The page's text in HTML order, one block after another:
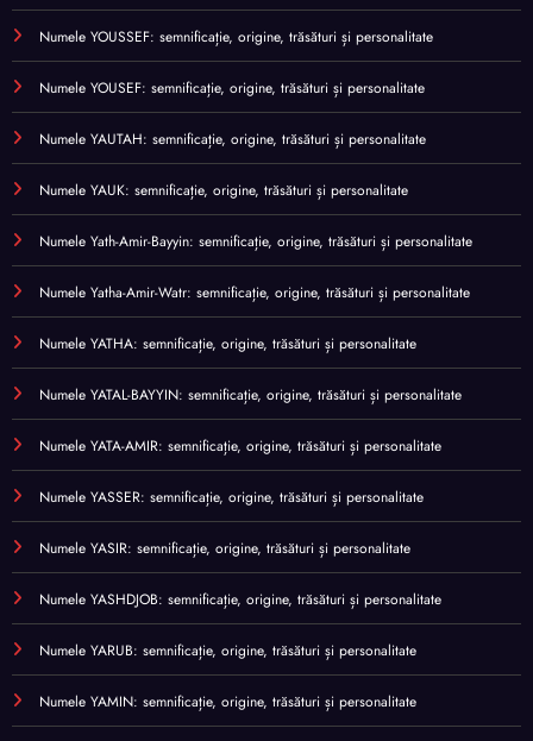
Numele YOUSSEF: semnificație, origine, trăsături și personalitate
Numele YOUSEF: semnificație, origine, trăsături și personalitate
Numele YAUTAH: semnificație, origine, trăsături și personalitate
Numele YAUK: semnificație, origine, trăsături și personalitate
Numele Yath-Amir-Bayyin: semnificație, origine, trăsături și personalitate
Numele Yatha-Amir-Watr: semnificație, origine, trăsături și personalitate
Numele YATHA: semnificație, origine, trăsături și personalitate
Numele YATAL-BAYYIN: semnificație, origine, trăsături și personalitate
Numele YATA-AMIR: semnificație, origine, trăsături și personalitate
Numele YASSER: semnificație, origine, trăsături și personalitate
Numele YASIR: semnificație, origine, trăsături și personalitate
Numele YASHDJOB: semnificație, origine, trăsături și personalitate
Numele YARUB: semnificație, origine, trăsături și personalitate
Numele YAMIN: semnificație, origine, trăsături și personalitate